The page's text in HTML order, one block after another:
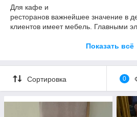
Для кафе и
ресторанов важнейшее значение в
клиентов имеет мебель. Главными
Еще одна важная категория — это
материалов, на деревянном или
Чтобы все столики в ресторане
также стулья и другая мебель
выбрать подходящую мебель для
Показать всё
Сортировка 0